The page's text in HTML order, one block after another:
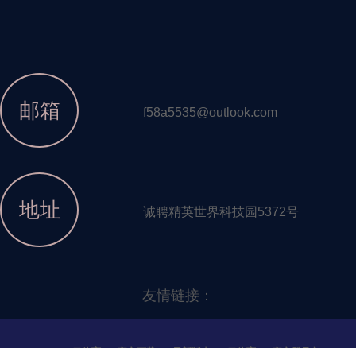
邮箱 f58a5535@outlook.com
地址 诚聘精英世界科技园5372号
友情链接：